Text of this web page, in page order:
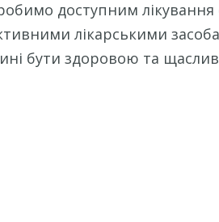
доступним лікування
лікарськими
бути здоровою та